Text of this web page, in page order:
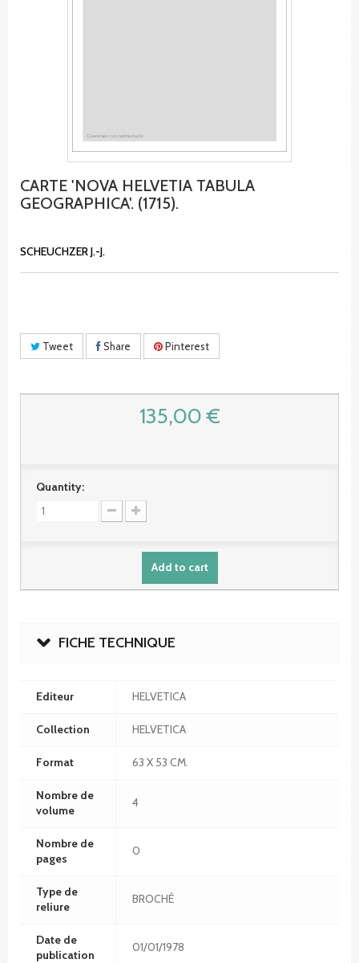
CARTE 'NOVA HELVETIA TABULA
GEOGRAPHICA'. (1715).
SCHEUCHZER J.-J.
Tweet Share Pinterest
135,00 €
Quantity:
Add to cart
FICHE TECHNIQUE
Editeur HELVETICA
Collection HELVETICA
Format 63 X 53 CM.
Nombre de
volume
4
Nombre de
pages
0
Type de
reliure
BROCHÉ
Date de
publication
01/01/1978